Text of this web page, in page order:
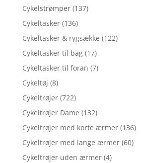
Cykelstrømper (137)
Cykeltasker (136)
Cykeltasker & rygsække (122)
Cykeltasker til bag (17)
Cykeltasker til foran (7)
Cykeltøj (8)
Cykeltrøjer (722)
Cykeltrøjer Dame (132)
Cykeltrøjer med korte ærmer (136)
Cykeltrøjer med lange ærmer (60)
Cykeltrøjer uden ærmer (4)